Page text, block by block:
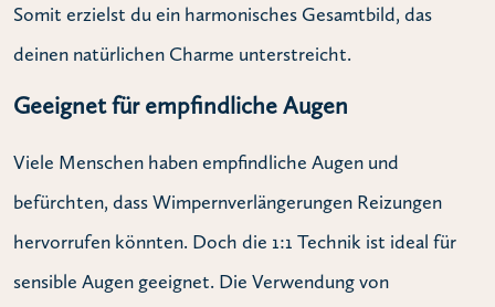
Somit erzielst du ein harmonisches Gesamtbild, das
deinen natürlichen Charme unterstreicht.
Geeignet für empfindliche Augen
Viele Menschen haben empfindliche Augen und
befürchten, dass Wimpernverlängerungen Reizungen
hervorrufen könnten. Doch die 1:1 Technik ist ideal für
sensible Augen geeignet. Die Verwendung von